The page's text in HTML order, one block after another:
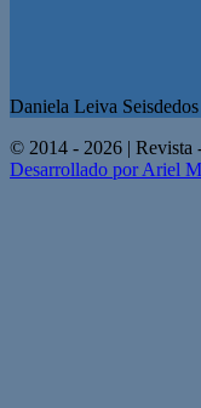
Daniela Leiva Seisdedos
© 2014 - 2026 | Revista
Desarrollado por Ariel